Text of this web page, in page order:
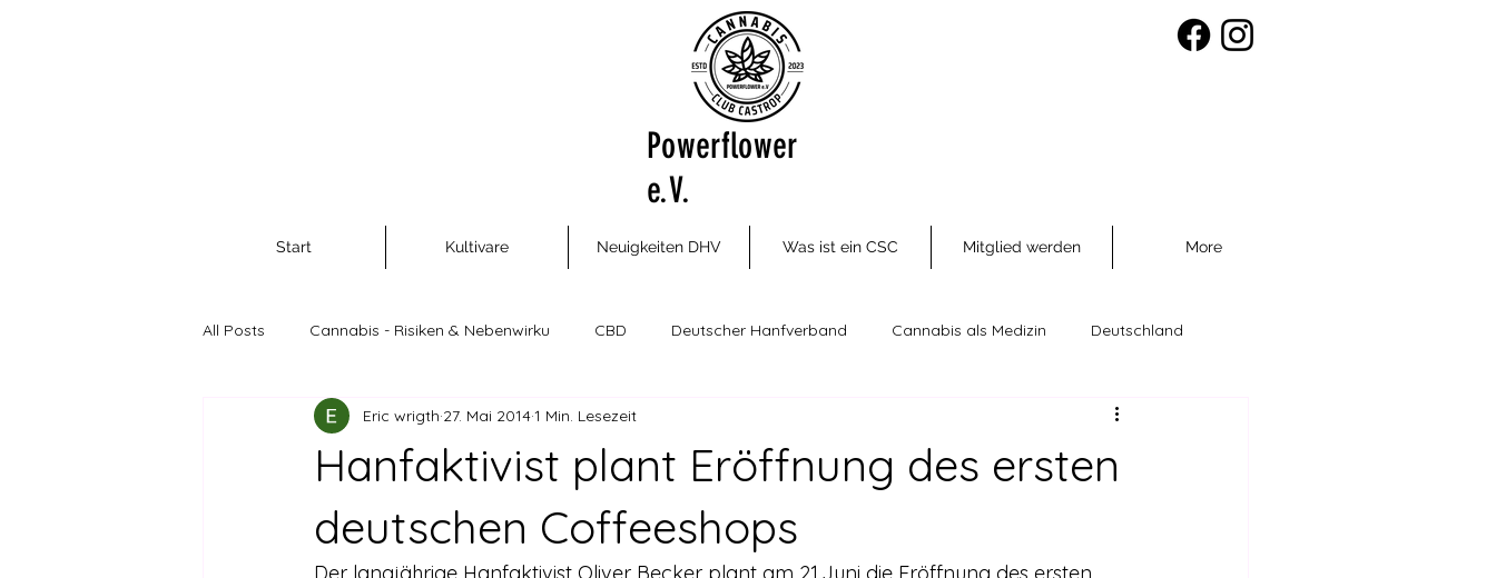
Powerflower
e.V.
Start Kultivare Neuigkeiten DHV Was ist ein CSC Mitglied werden More
All Posts Cannabis - Risiken & Nebenwirku CBD Deutscher Hanfverband Cannabis als Medizin Deutschland
Cannabis als Rohstoff und Nahrungsm Cannabis Social Clubs
Drogen außer Cannabis Europa
Hanfaktivist plant Eröffnung des ersten
deutschen Coffeeshops
Eric wrigth 27. Mai 20141 Min. Lesezeit